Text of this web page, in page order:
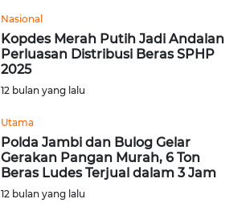
Nasional
Kopdes Merah Putih Jadi Andalan
Perluasan Distribusi Beras SPHP
2025
12 bulan yang lalu
Utama
Polda Jambi dan Bulog Gelar
Gerakan Pangan Murah, 6 Ton
Beras Ludes Terjual dalam 3 Jam
12 bulan yang lalu